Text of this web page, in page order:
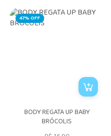
47% OFF
BODY REGATA UP BABY
BRÓCOLIS